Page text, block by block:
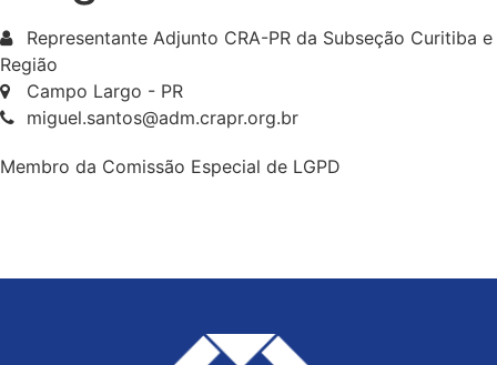
Representante Adjunto CRA-PR da Subseção Curitiba e
Região
Campo Largo - PR
miguel.santos@adm.crapr.org.br
Membro da Comissão Especial de LGPD